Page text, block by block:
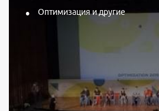
Оптимизация и другие